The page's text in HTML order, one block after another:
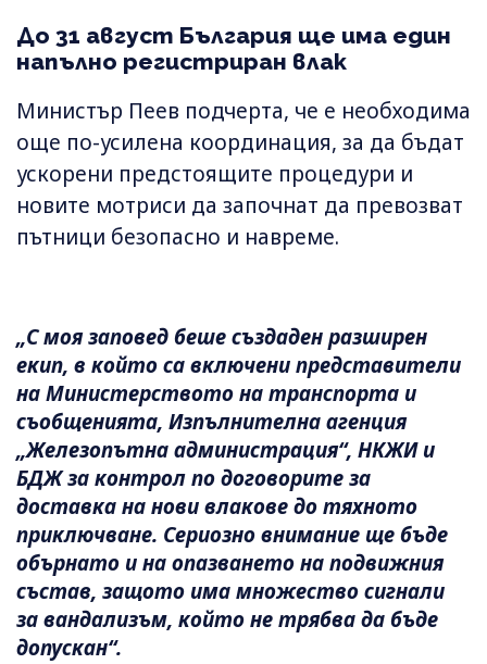
До 31 август България ще има един
напълно регистриран влак
Министър Пеев подчерта, че е необходима
още по-усилена координация, за да бъдат
ускорени предстоящите процедури и
новите мотриси да започнат да превозват
пътници безопасно и навреме.
„С моя заповед беше създаден разширен
екип, в който са включени представители
на Министерството на транспорта и
съобщенията, Изпълнителна агенция
„Железопътна администрация“, НКЖИ и
БДЖ за контрол по договорите за
доставка на нови влакове до тяхното
приключване. Сериозно внимание ще бъде
обърнато и на опазването на подвижния
състав, защото има множество сигнали
за вандализъм, който не трябва да бъде
допускан“.